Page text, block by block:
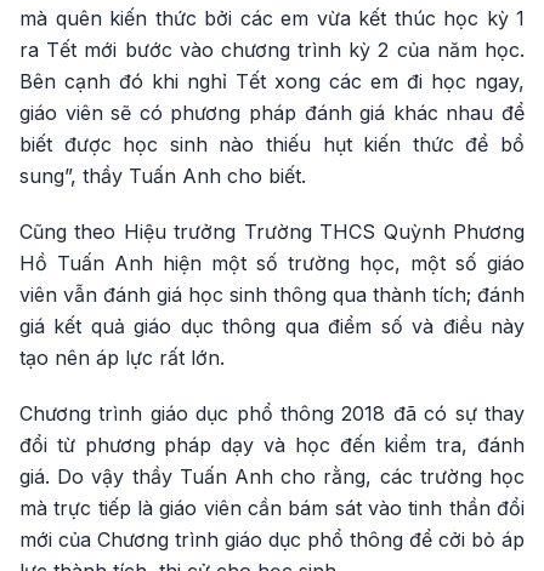
mà quên kiến thức bởi các em vừa kết thúc học kỳ 1
ra Tết mới bước vào chương trình kỳ 2 của năm học.
Bên cạnh đó khi nghỉ Tết xong các em đi học ngay,
giáo viên sẽ có phương pháp đánh giá khác nhau để
biết được học sinh nào thiếu hụt kiến thức để bổ
sung”, thầy Tuấn Anh cho biết.
Cũng theo Hiệu trưởng Trường THCS Quỳnh Phương
Hồ Tuấn Anh hiện một số trường học, một số giáo
viên vẫn đánh giá học sinh thông qua thành tích; đánh
giá kết quả giáo dục thông qua điểm số và điều này
tạo nên áp lực rất lớn.
Chương trình giáo dục phổ thông 2018 đã có sự thay
đổi từ phương pháp dạy và học đến kiểm tra, đánh
giá. Do vậy thầy Tuấn Anh cho rằng, các trường học
mà trực tiếp là giáo viên cần bám sát vào tinh thần đổi
mới của Chương trình giáo dục phổ thông để cởi bỏ áp